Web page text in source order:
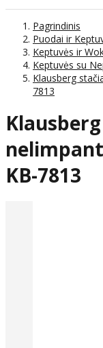
Pagrindinis
Puodai ir
Keptuvės ir
Keptuvės su
Klausberg
7813
KB-7813